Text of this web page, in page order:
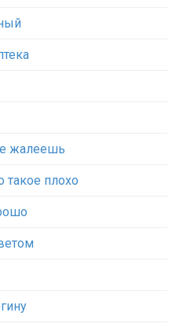
жалеешь
такое плохо